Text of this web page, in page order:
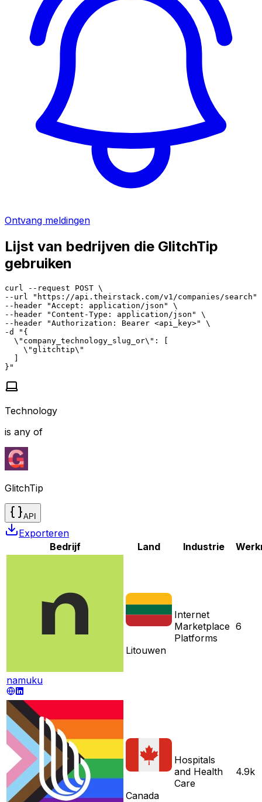
Ontvang meldingen
Lijst van bedrijven die GlitchTip
gebruiken
curl --request POST \
--url "https://api.theirstack.com/v1/companies/search"
--header "Accept: application/json" \
--header "Content-Type: application/json" \
--header "Authorization: Bearer <api_key>" \
-d "{
  \"company_technology_slug_or\": [
    \"glitchtip\"
  ]
}"
Technology
is any of
GlitchTip
API
Exporteren
Bedrijf
Land Industrie
namuku
Litouwen
Internet
Marketplace
Platforms
6
Canada
Hospitals
and Health
Care
4.9k